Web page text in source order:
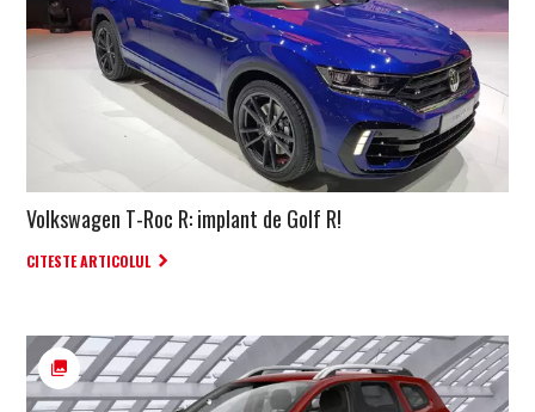
Volkswagen T-Roc R: implant de Golf R!
CITESTE ARTICOLUL